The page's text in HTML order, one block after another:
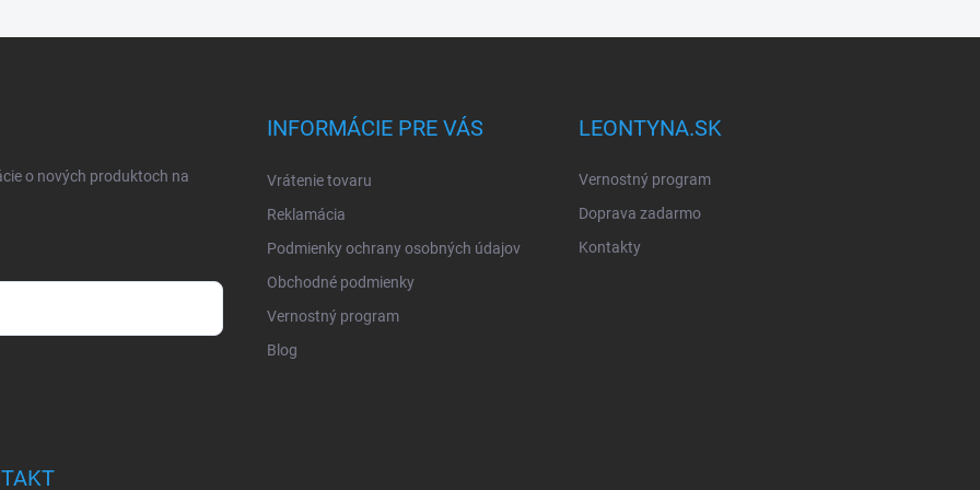
o nových produktoch na
INFORMÁCIE PRE VÁS
Vrátenie tovaru
Reklamácia
Podmienky ochrany osobných údajov
Obchodné podmienky
Vernostný program
Blog
LEONTYNA.SK
Vernostný program
Doprava zadarmo
Kontakty